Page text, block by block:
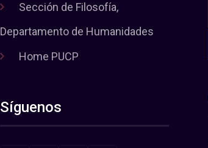
Sección de Filosofía,
Departamento de Humanidades
Home PUCP
Síguenos